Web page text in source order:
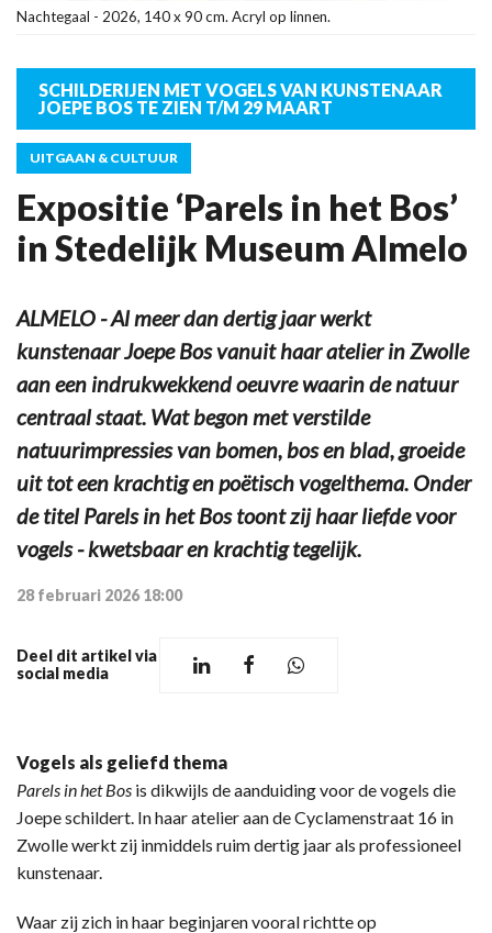
Nachtegaal - 2026, 140 x 90 cm. Acryl op linnen.
SCHILDERIJEN MET VOGELS VAN KUNSTENAAR
JOEPE BOS TE ZIEN T/M 29 MAART
UITGAAN & CULTUUR
Expositie ‘Parels in het Bos’
in Stedelijk Museum Almelo
ALMELO - Al meer dan dertig jaar werkt
kunstenaar Joepe Bos vanuit haar atelier in Zwolle
aan een indrukwekkend oeuvre waarin de natuur
centraal staat. Wat begon met verstilde
natuurimpressies van bomen, bos en blad, groeide
uit tot een krachtig en poëtisch vogelthema. Onder
de titel Parels in het Bos toont zij haar liefde voor
vogels - kwetsbaar en krachtig tegelijk.
28 februari 2026 18:00
Deel dit artikel via
social media
Vogels als geliefd thema
Parels in het Bos is dikwijls de aanduiding voor de vogels die
Joepe schildert. In haar atelier aan de Cyclamenstraat 16 in
Zwolle werkt zij inmiddels ruim dertig jaar als professioneel
kunstenaar.
Waar zij zich in haar beginjaren vooral richtte op